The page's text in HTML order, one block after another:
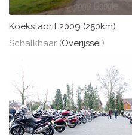
Koekstadrit 2009 (250km)
Schalkhaar (Overijssel)